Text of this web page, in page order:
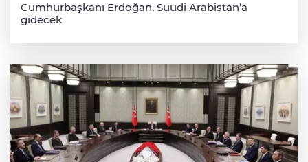
Cumhurbaşkanı Erdoğan, Suudi Arabistan’a
gidecek